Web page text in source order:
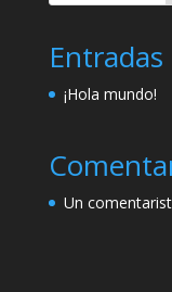
¡Hola mundo!
Un